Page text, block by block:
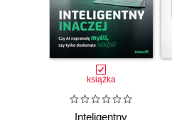
książka
Inteligentny